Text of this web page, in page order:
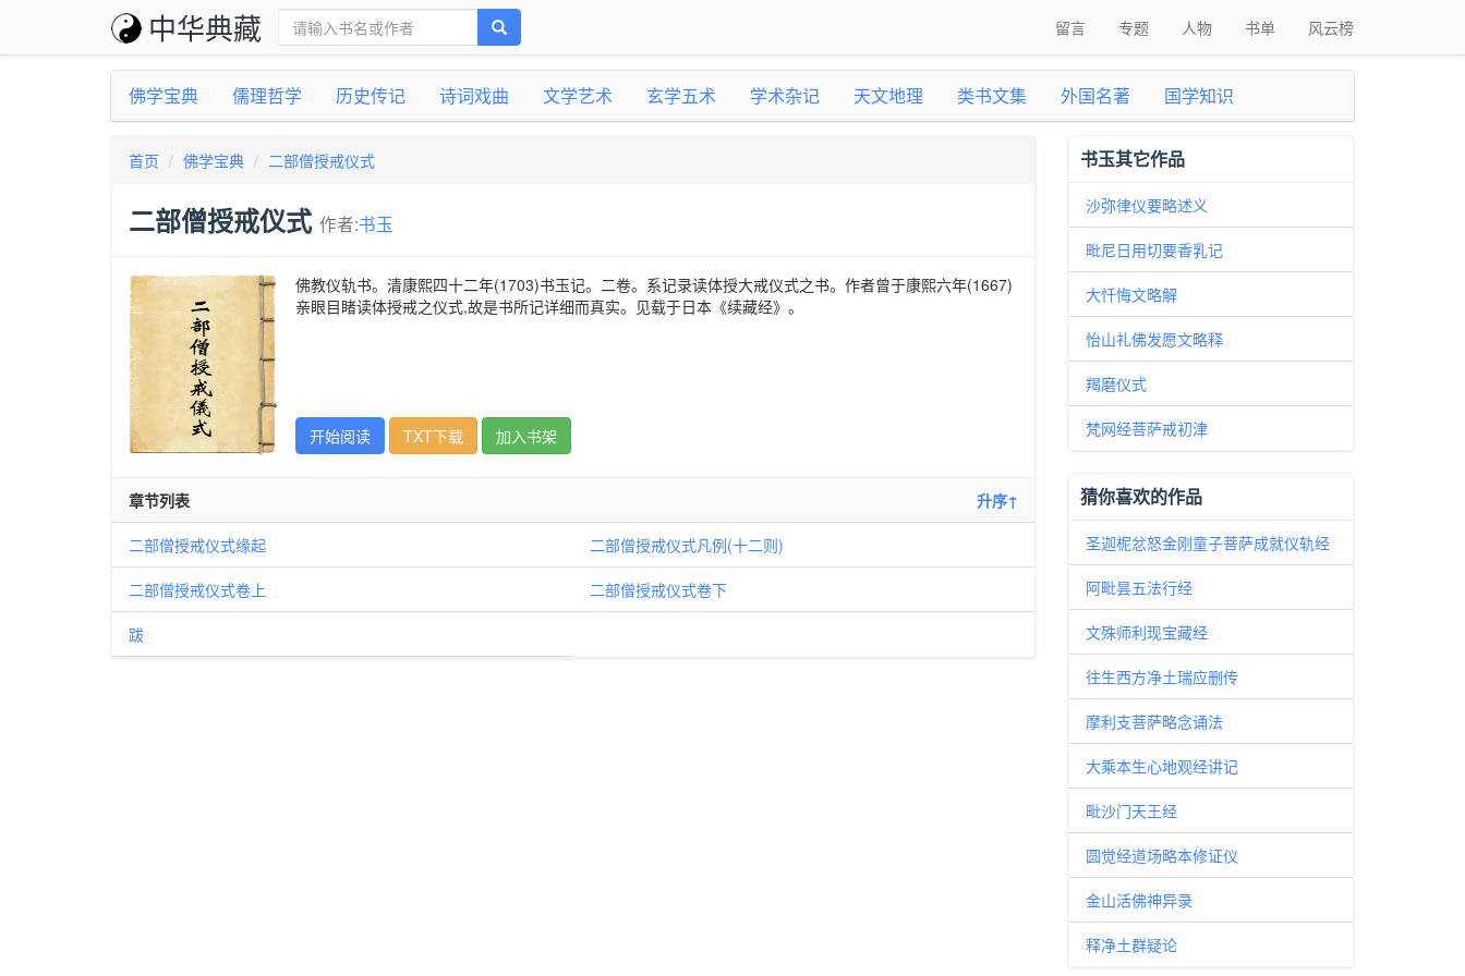
中华典藏 留言 专题 人物 书单 风云榜
佛学宝典 儒理哲学 历史传记 诗词戏曲 文学艺术 玄学五术 学术杂记 天文地理 类书文集 外国名著 国学知识
首页 佛学宝典 二部僧授戒仪式
二部僧授戒仪式 作者:书玉
佛教仪轨书。清康熙四十二年(1703)书玉记。二卷。系记录读体授大戒仪式之书。作者曾于康熙六年(1667)
亲眼目睹读体授戒之仪式,故是书所记详细而真实。见载于日本《续藏经》。
开始阅读 TXT下载 加入书架
章节列表 升序↑
二部僧授戒仪式缘起 二部僧授戒仪式凡例(十二则)
二部僧授戒仪式卷上 二部僧授戒仪式卷下
跋
书玉其它作品
沙弥律仪要略述义
毗尼日用切要香乳记
大忏悔文略解
怡山礼佛发愿文略释
羯磨仪式
梵网经菩萨戒初津
猜你喜欢的作品
圣迦柅忿怒金刚童子菩萨成就仪轨经
阿毗昙五法行经
文殊师利现宝藏经
往生西方净土瑞应删传
摩利支菩萨略念诵法
大乘本生心地观经讲记
毗沙门天王经
圆觉经道场略本修证仪
金山活佛神异录
释净土群疑论